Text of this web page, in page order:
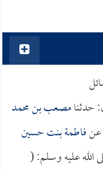
حدثنامصعب بن محمد
عنفاطمة بنت حسين
الله عليه وسلم: (